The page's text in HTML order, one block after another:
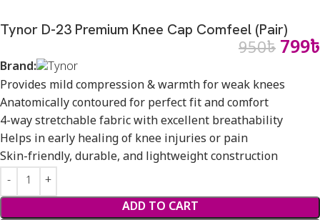
Tynor D-23 Premium Knee Cap Comfeel (Pair)
950৳ 799৳
Brand:
Provides mild compression & warmth for weak knees
Anatomically contoured for perfect fit and comfort
4-way stretchable fabric with excellent breathability
Helps in early healing of knee injuries or pain
Skin-friendly, durable, and lightweight construction
ADD TO CART